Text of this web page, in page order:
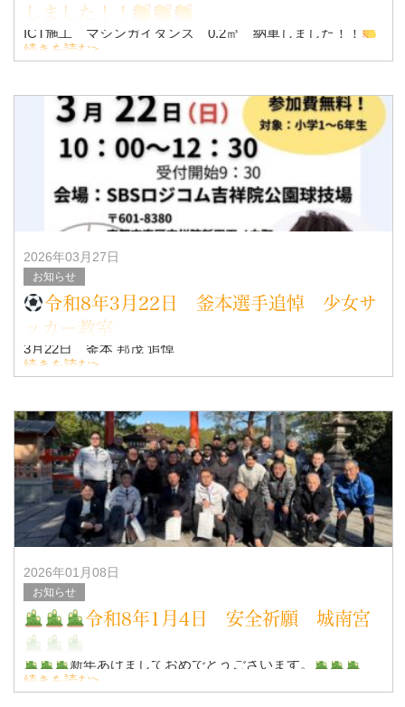
しました！！
ICT施工 マシンガイダンス 0.2㎥ 納車しました！！
社長とワキタ木村さんとのツーショット！！
続きを読む>
2026年03月27日
お知らせ
令和8年3月22日 釜本選手追悼 少女サ
ッカー教室
3月22日 釜本 邦茂 追悼
釜本企画 様 開催
今年も、少年少女サッカー教室のスポンサーとして、ご参
加させて頂きました。
また、特別講師として、松井 大輔選手も来て頂きました。
&nb
続きを読む>
2026年01月08日
お知らせ
令和8年1月4日 安全祈願 城南宮
新年あけましておめでとうございます。
本年よろしくお願い
続きを読む>